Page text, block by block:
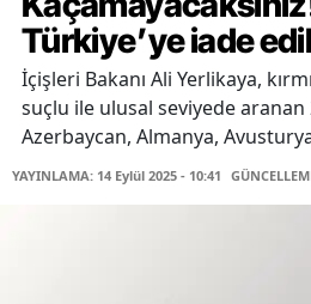
Türkiye’ye iade
İçişleri Bakanı Ali Yerlikaya,
suçlu ile ulusal seviyede
Azerbaycan, Almanya,
YAYINLAMA: 14 Eylül 2025 - 10:41